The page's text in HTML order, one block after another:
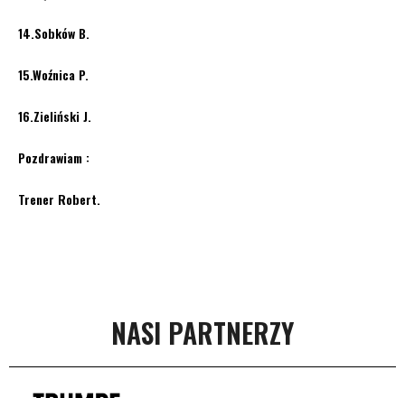
14.Sobków B.
15.Woźnica P.
16.Zieliński J.
Pozdrawiam :
Trener Robert.
NASI PARTNERZY